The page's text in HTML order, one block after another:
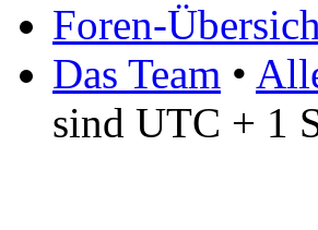
Foren-
Das Team •
sind UTC + 1